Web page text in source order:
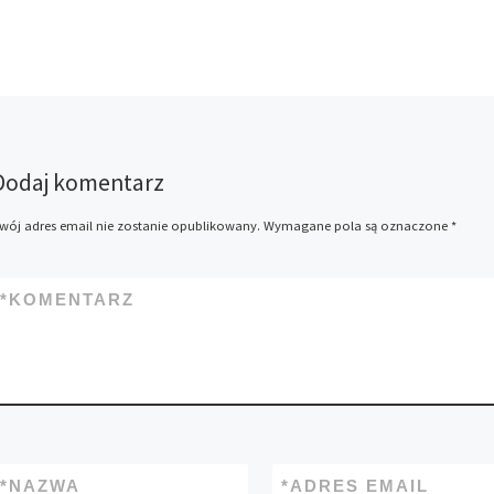
komentarz
adres email nie zostanie opublikowany. Wymagane pola są oznaczone *
KOMENTARZ
*
NAZWA
* ADRES EMAIL
*